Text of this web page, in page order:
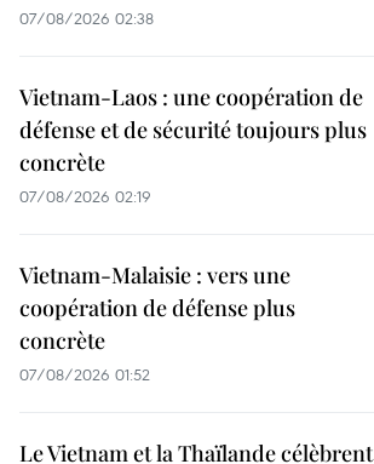
07/08/2026 02:38
Vietnam-Laos : une coopération de
défense et de sécurité toujours plus
concrète
07/08/2026 02:19
Vietnam-Malaisie : vers une
coopération de défense plus
concrète
07/08/2026 01:52
Le Vietnam et la Thaïlande célèbrent